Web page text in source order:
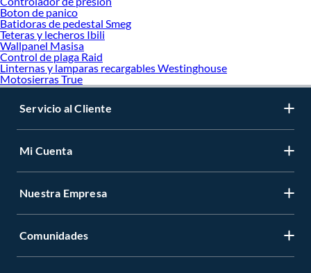
Boton de panico
Batidoras de pedestal Smeg
Teteras y lecheros Ibili
Wallpanel Masisa
Control de plaga Raid
Linternas y lamparas recargables Westinghouse
Motosierras True
Servicio al Cliente
Mi Cuenta
Nuestra Empresa
Comunidades